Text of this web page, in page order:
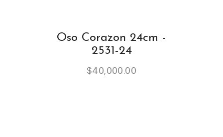
Oso Corazon 24cm -
2531-24
$40,000.00